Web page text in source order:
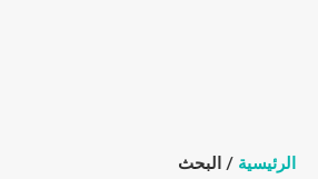
الرئيسية / البحث